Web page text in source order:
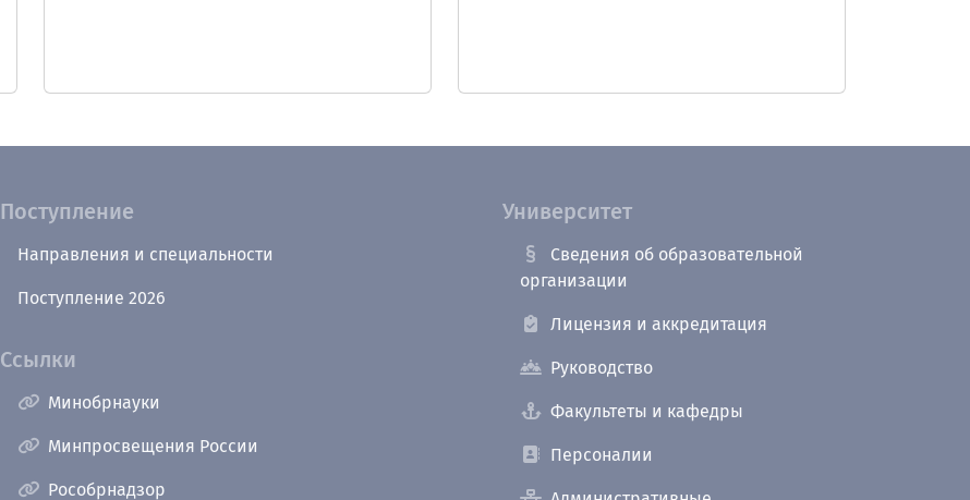
Поступление
Направления и специальности
Поступление 2026
Ссылки
Минобрнауки
Минпросвещения России
Рособрнадзор
Университет
Сведения об образовательной
организации
Лицензия и аккредитация
Руководство
Факультеты и кафедры
Персоналии